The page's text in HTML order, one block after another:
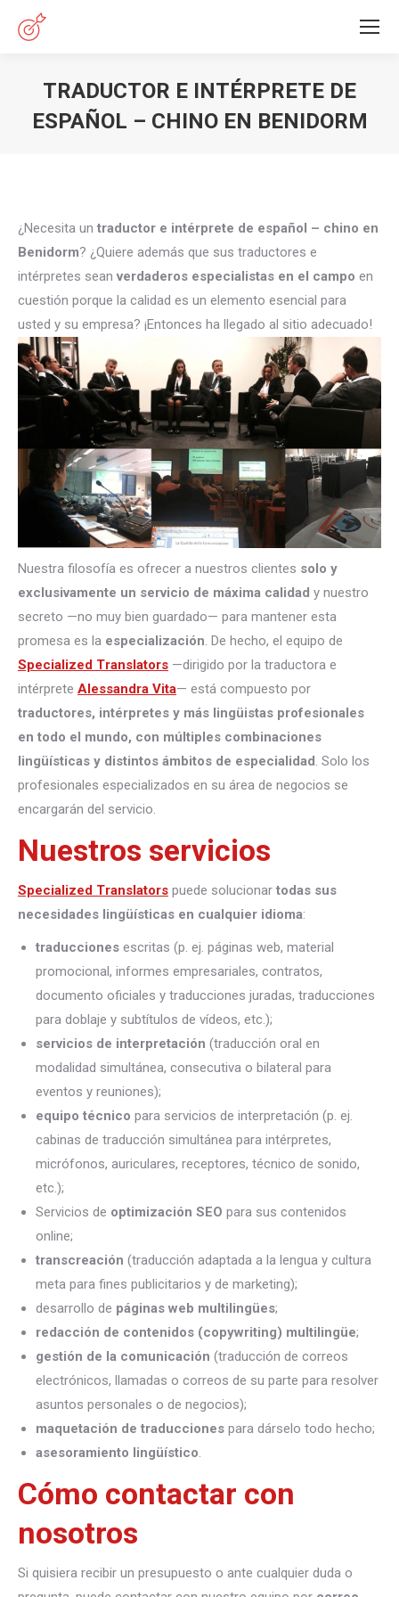
TRADUCTOR E INTÉRPRETE DE
ESPAÑOL – CHINO EN BENIDORM
¿Necesita un traductor e intérprete de español – chino en
Benidorm? ¿Quiere además que sus traductores e
intérpretes sean verdaderos especialistas en el campo en
cuestión porque la calidad es un elemento esencial para
usted y su empresa? ¡Entonces ha llegado al sitio adecuado!
Nuestra filosofía es ofrecer a nuestros clientes solo y
exclusivamente un servicio de máxima calidad y nuestro
secreto —no muy bien guardado— para mantener esta
promesa es la especialización. De hecho, el equipo de
Specialized Translators —dirigido por la traductora e
intérprete Alessandra Vita— está compuesto por
traductores, intérpretes y más lingüistas profesionales
en todo el mundo, con múltiples combinaciones
lingüísticas y distintos ámbitos de especialidad. Solo los
profesionales especializados en su área de negocios se
encargarán del servicio.
Nuestros servicios
Specialized Translators puede solucionar todas sus
necesidades lingüísticas en cualquier idioma:
traducciones escritas (p. ej. páginas web, material
promocional, informes empresariales, contratos,
documento oficiales y traducciones juradas, traducciones
para doblaje y subtítulos de vídeos, etc.);
servicios de interpretación (traducción oral en
modalidad simultánea, consecutiva o bilateral para
eventos y reuniones);
equipo técnico para servicios de interpretación (p. ej.
cabinas de traducción simultánea para intérpretes,
micrófonos, auriculares, receptores, técnico de sonido,
etc.);
Servicios de optimización SEO para sus contenidos
online;
transcreación (traducción adaptada a la lengua y cultura
meta para fines publicitarios y de marketing);
desarrollo de páginas web multilingües;
redacción de contenidos (copywriting) multilingüe;
gestión de la comunicación (traducción de correos
electrónicos, llamadas o correos de su parte para resolver
asuntos personales o de negocios);
maquetación de traducciones para dárselo todo hecho;
asesoramiento lingüístico.
Cómo contactar con
nosotros
Si quisiera recibir un presupuesto o ante cualquier duda o